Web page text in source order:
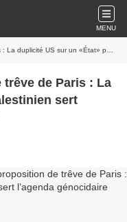
MENU
palestinien sert l’agenda génocidaire d’Israël
de Paris : La
sert